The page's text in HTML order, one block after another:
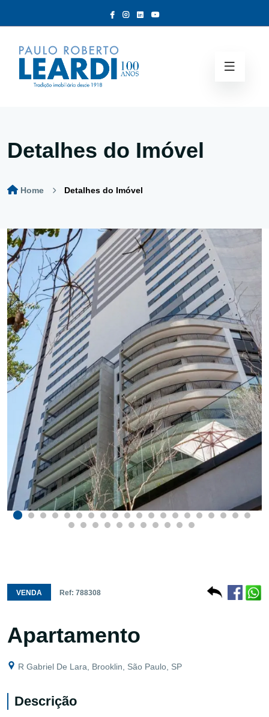
Detalhes do Imóvel
Home Detalhes do Imóvel
VENDA Ref: 788308
Apartamento
R Gabriel De Lara, Brooklin, São Paulo, SP
Descrição